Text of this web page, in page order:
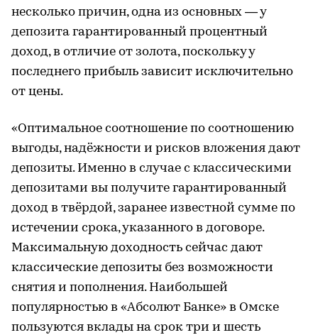
несколько причин, одна из основных — у
депозита гарантированный процентный
доход, в отличие от золота, поскольку у
последнего прибыль зависит исключительно
от цены.
«Оптимальное соотношение по соотношению
выгоды, надёжности и рисков вложения дают
депозиты. Именно в случае с классическими
депозитами вы получите гарантированный
доход в твёрдой, заранее известной сумме по
истечении срока, указанного в договоре.
Максимальную доходность сейчас дают
классические депозиты без возможности
снятия и пополнения. Наибольшей
популярностью в «Абсолют Банке» в Омске
пользуются вклады на срок три и шесть